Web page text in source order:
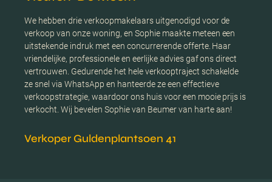
We hebben drie verkoopmakelaars uitgenodigd voor de
verkoop van onze woning, en Sophie maakte meteen een
uitstekende indruk met een concurrerende offerte. Haar
vriendelijke, professionele en eerlijke advies gaf ons direct
vertrouwen. Gedurende het hele verkooptraject schakelde
ze snel via WhatsApp en hanteerde ze een effectieve
verkoopstrategie, waardoor ons huis voor een mooie prijs is
verkocht. Wij bevelen Sophie van Beumer van harte aan!
Verkoper Guldenplantsoen 41